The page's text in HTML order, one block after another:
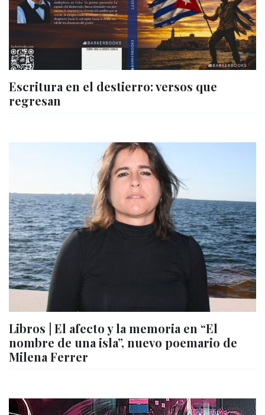
Escritura en el destierro: versos que
regresan
Libros | El afecto y la memoria en “El
nombre de una isla”, nuevo poemario de
Milena Ferrer